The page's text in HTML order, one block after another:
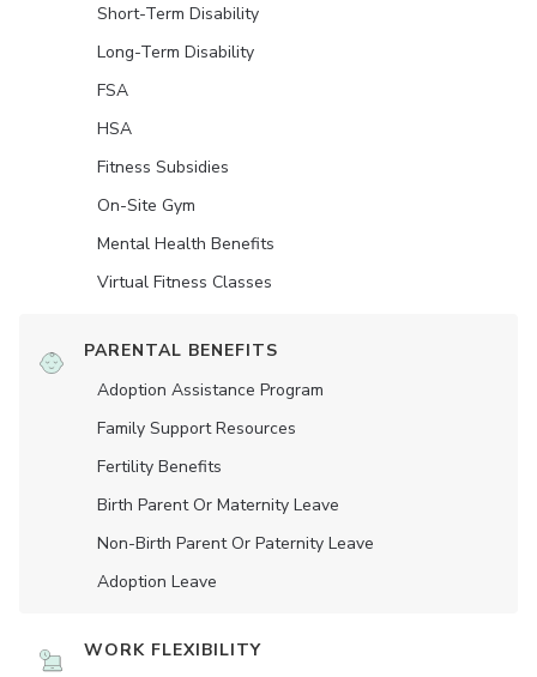
Short-Term Disability
Long-Term Disability
FSA
HSA
Fitness Subsidies
On-Site Gym
Mental Health Benefits
Virtual Fitness Classes
PARENTAL BENEFITS
Adoption Assistance Program
Family Support Resources
Fertility Benefits
Birth Parent Or Maternity Leave
Non-Birth Parent Or Paternity Leave
Adoption Leave
WORK FLEXIBILITY